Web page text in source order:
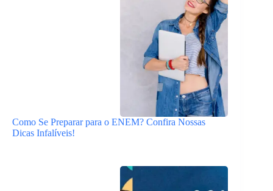
Como Se Preparar para o ENEM? Confira Nossas
Dicas Infalíveis!